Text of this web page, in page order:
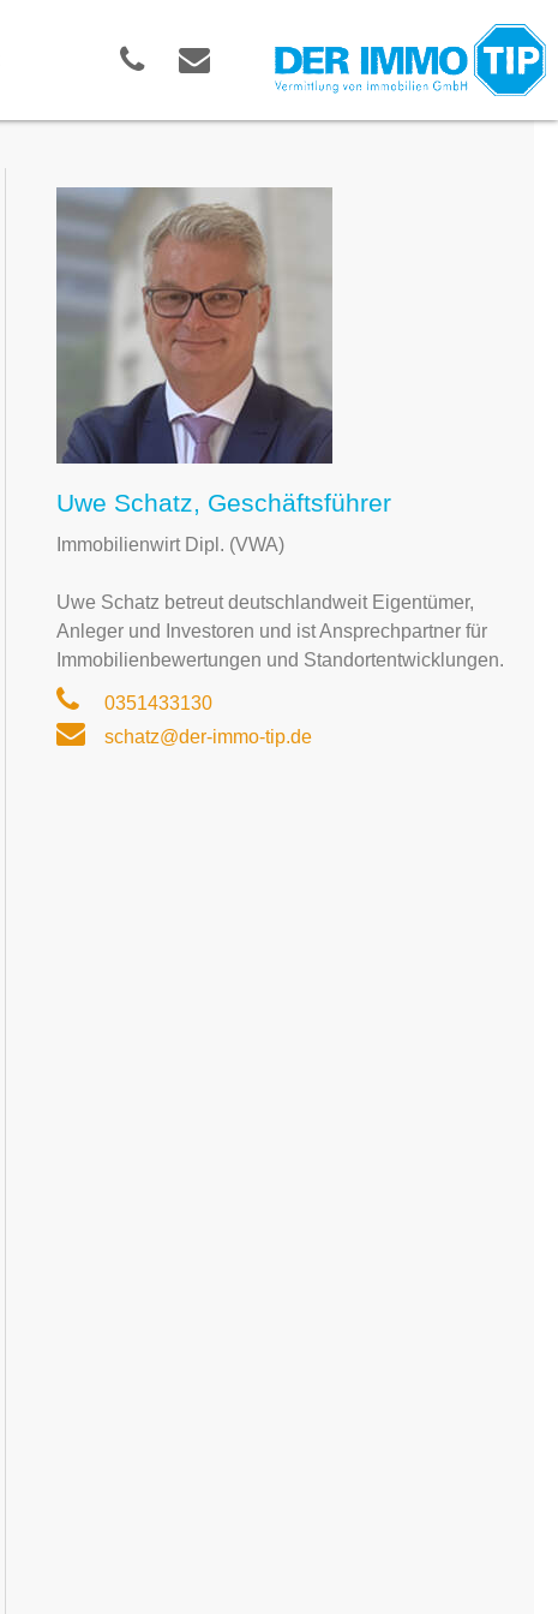
Uwe Schatz, Geschäftsführer
Immobilienwirt Dipl. (VWA)
Uwe Schatz betreut deutschlandweit Eigentümer,
Anleger und Investoren und ist Ansprechpartner für
Immobilienbewertungen und Standortentwicklungen.
0351433130
schatz@der-immo-tip.de